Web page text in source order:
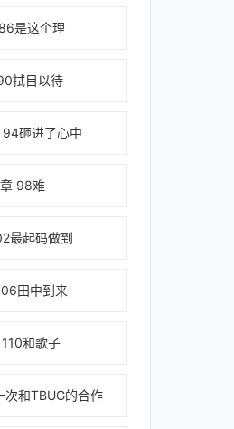
是这个理
拭目以待
砸进了心中
98难
最起码做到
田中到来
和歌子
和TBUG的合作